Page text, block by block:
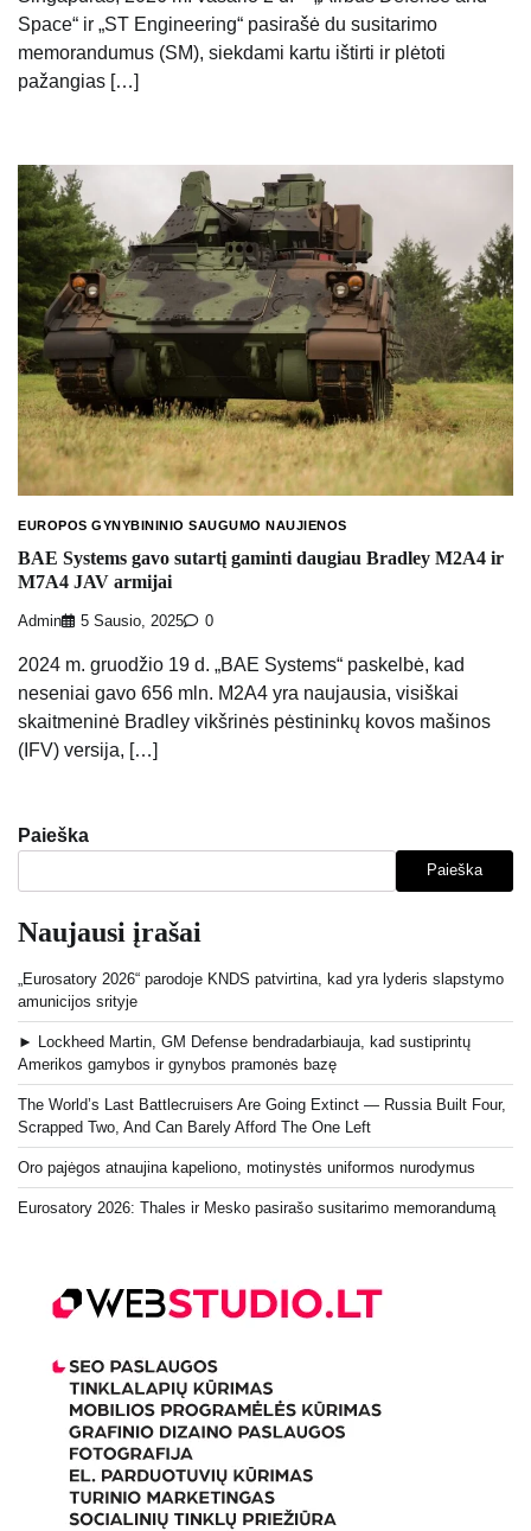
Space“ ir „ST Engineering“ pasirašė du susitarimo
memorandumus (SM), siekdami kartu ištirti ir plėtoti
pažangias […]
EUROPOS GYNYBININIO SAUGUMO NAUJIENOS
BAE Systems gavo sutartį gaminti daugiau Bradley M2A4 ir
M7A4 JAV armijai
Admin 5 Sausio, 2025 0
2024 m. gruodžio 19 d. „BAE Systems“ paskelbė, kad
neseniai gavo 656 mln. M2A4 yra naujausia, visiškai
skaitmeninė Bradley vikšrinės pėstininkų kovos mašinos
(IFV) versija, […]
Paieška
Paieška
Naujausi įrašai
„Eurosatory 2026“ parodoje KNDS patvirtina, kad yra lyderis slapstymo
amunicijos srityje
► Lockheed Martin, GM Defense bendradarbiauja, kad sustiprintų
Amerikos gamybos ir gynybos pramonės bazę
The World’s Last Battlecruisers Are Going Extinct — Russia Built Four,
Scrapped Two, And Can Barely Afford The One Left
Oro pajėgos atnaujina kapeliono, motinystės uniformos nurodymus
Eurosatory 2026: Thales ir Mesko pasirašo susitarimo memorandumą